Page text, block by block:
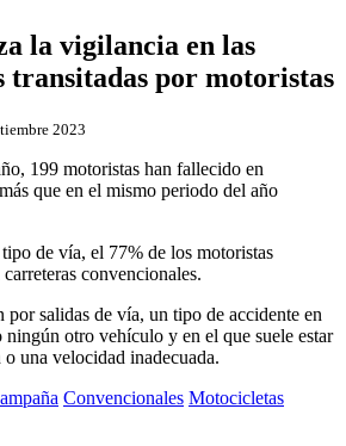
la vigilancia en las
transitadas por motoristas
2023
199 motoristas han fallecido en
que en el mismo periodo del año
de vía, el 77% de los motoristas
convencionales.
por salidas de vía, un tipo de accidente en
ningún otro vehículo y en el que suele estar
una velocidad inadecuada.
Convencionales Motocicletas